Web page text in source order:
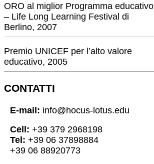
ORO al miglior Programma educativo
– Life Long Learning Festival di
Berlino, 2007
Premio UNICEF per l’alto valore
educativo, 2005
CONTATTI
E-mail: info@hocus-lotus.edu
Cell: +39 379 2968198
Tel: +39 06 37898884
+39 06 88920773